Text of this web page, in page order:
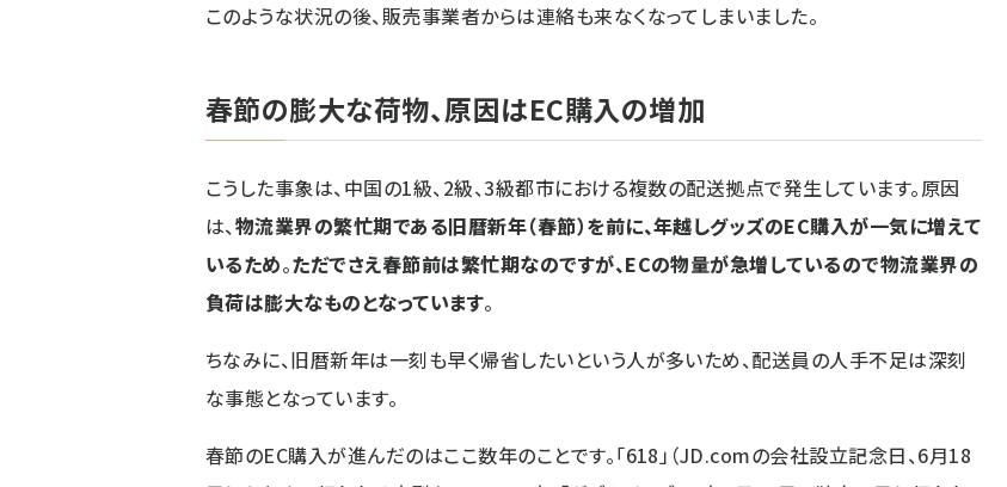
このような状況の後、販売事業者からは連絡も来なくなってしまいました。
春節の膨大な荷物、原因はEC購入の増加
こうした事象は、中国の1級、2級、3級都市における複数の配送拠点で発生しています。原因
は、物流業界の繁忙期である旧暦新年（春節）を前に、年越しグッズのEC購入が一気に増えて
いるため。ただでさえ春節前は繁忙期なのですが、ECの物量が急増しているので物流業界の
負荷は膨大なものとなっています。
ちなみに、旧暦新年は一刻も早く帰省したいという人が多いため、配送員の人手不足は深刻
な事態となっています。
春節のEC購入が進んだのはここ数年のことです。「618」（JD.comの会社設立記念日、6月18